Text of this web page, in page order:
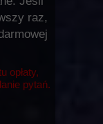
raz,
opłaty,
pytań.